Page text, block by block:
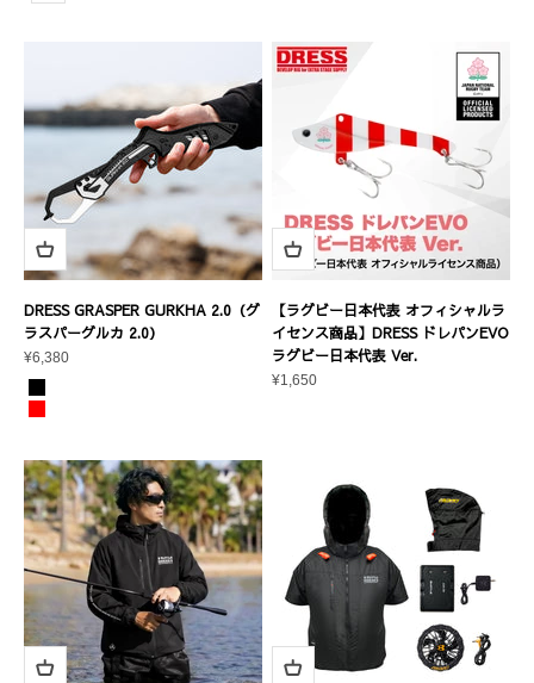
DRESS GRASPER GURKHA 2.0（グ
ラスパーグルカ 2.0）
セール価格
¥6,380
カラー
ブラック/シルバー
クリムゾンレッド
【ラグビー日本代表 オフィシャルラ
イセンス商品】DRESS ドレパンEVO
ラグビー日本代表 Ver.
セール価格
¥1,650